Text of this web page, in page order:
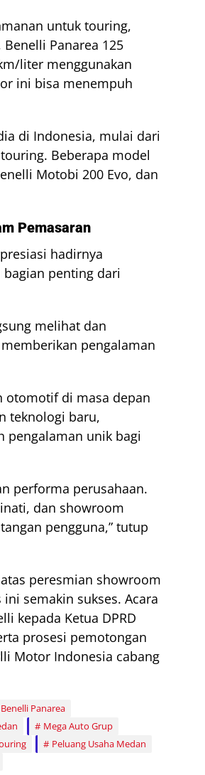
untuk touring,
Panarea 125
liter menggunakan
ini bisa menempuh
di Indonesia, mulai dari
Beberapa model
Motobi 200 Evo, dan
Pemasaran
hadirnya
penting dari
melihat dan
pengalaman
otomotif di masa depan
teknologi baru,
pengalaman unik bagi
performa perusahaan.
dan showroom
pengguna,” tutup
peresmian showroom
semakin sukses. Acara
kepada Ketua DPRD
prosesi pemotongan
Motor Indonesia cabang
Benelli Panarea
Mega Auto Grup
Peluang Usaha Medan